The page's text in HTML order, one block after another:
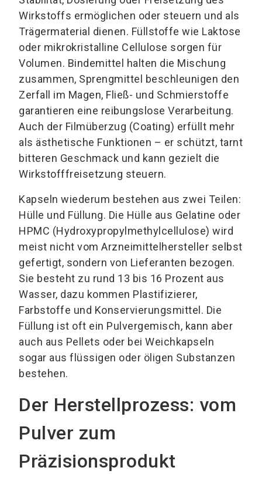
Wirkstoffs ermöglichen oder steuern und als
Trägermaterial dienen. Füllstoffe wie Laktose
oder mikrokristalline Cellulose sorgen für
Volumen. Bindemittel halten die Mischung
zusammen, Sprengmittel beschleunigen den
Zerfall im Magen, Fließ- und Schmierstoffe
garantieren eine reibungslose Verarbeitung.
Auch der Filmüberzug (Coating) erfüllt mehr
als ästhetische Funktionen – er schützt, tarnt
bitteren Geschmack und kann gezielt die
Wirkstofffreisetzung steuern.
Kapseln wiederum bestehen aus zwei Teilen:
Hülle und Füllung. Die Hülle aus Gelatine oder
HPMC (Hydroxypropylmethylcellulose) wird
meist nicht vom Arzneimittelhersteller selbst
gefertigt, sondern von Lieferanten bezogen.
Sie besteht zu rund 13 bis 16 Prozent aus
Wasser, dazu kommen Plastifizierer,
Farbstoffe und Konservierungsmittel. Die
Füllung ist oft ein Pulvergemisch, kann aber
auch aus Pellets oder bei Weichkapseln
sogar aus flüssigen oder öligen Substanzen
bestehen.
Der Herstellprozess: vom
Pulver zum
Präzisionsprodukt